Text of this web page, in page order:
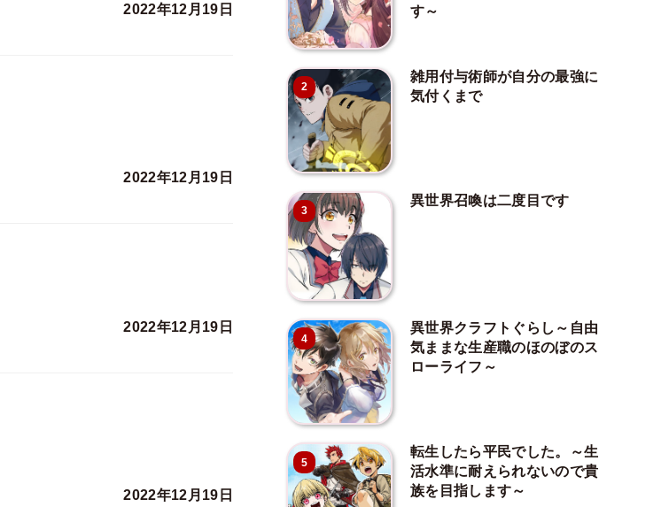
2022年12月19日
2022年12月19日
2022年12月19日
2022年12月19日
す～
2
雑用付与術師が自分の最強に
気付くまで
3
異世界召喚は二度目です
4
異世界クラフトぐらし～自由
気ままな生産職のほのぼのス
ローライフ～
5
転生したら平民でした。～生
活水準に耐えられないので貴
族を目指します～